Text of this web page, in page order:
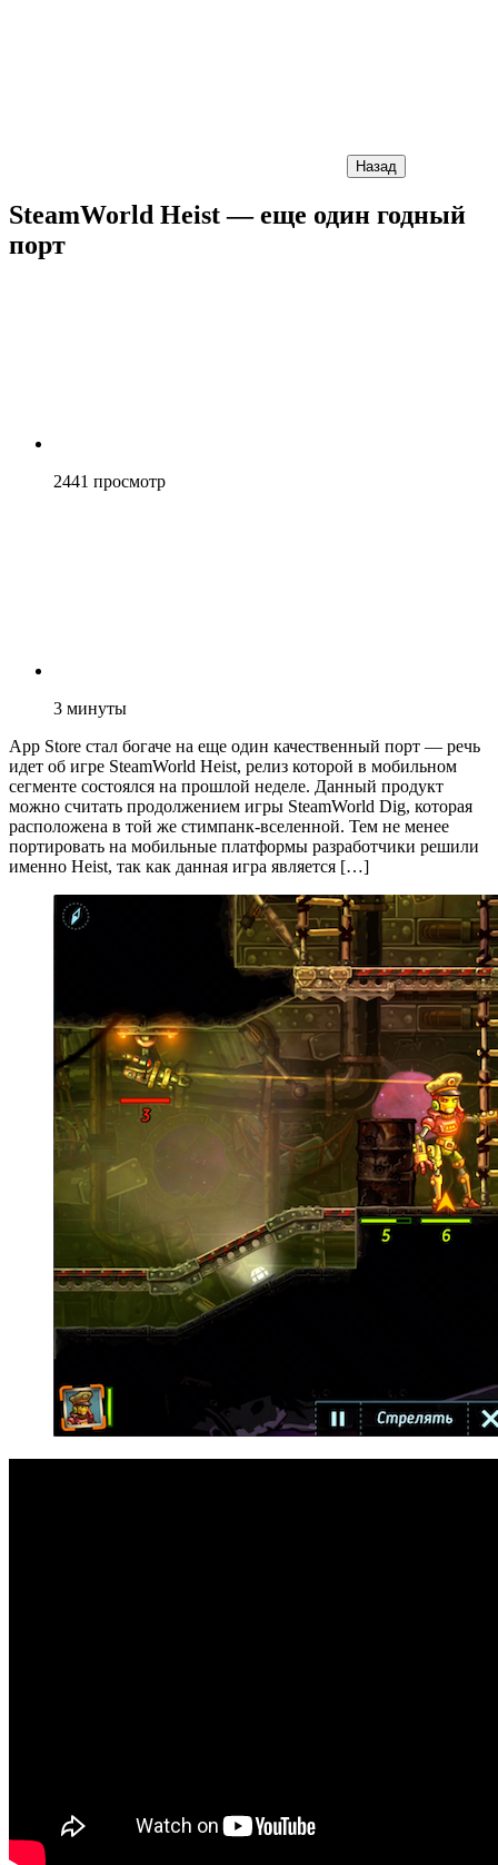
Назад
SteamWorld Heist — еще один годный
порт
2441 просмотр
3 минуты
App Store стал богаче на еще один качественный порт — речь
идет об игре SteamWorld Heist, релиз которой в мобильном
сегменте состоялся на прошлой неделе. Данный продукт
можно считать продолжением игры SteamWorld Dig, которая
расположена в той же стимпанк-вселенной. Тем не менее
портировать на мобильные платформы разработчики решили
именно Heist, так как данная игра является […]